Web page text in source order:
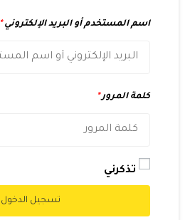
اسم المستخدم أو البريد الإلكتروني*
كلمة المرور*
تذكرني
تسجيل الدخول